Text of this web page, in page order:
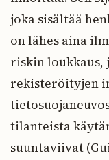
joka sisältää
on lähes aina
riskin loukkaus,
rekisteröityjen
tilanteista
suuntaviivat